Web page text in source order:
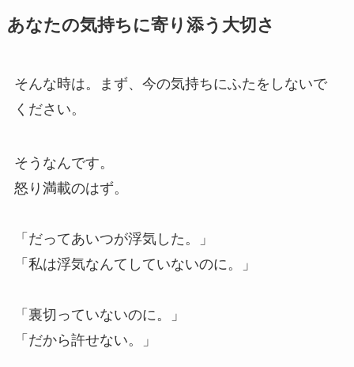
あなたの気持ちに寄り添う大切さ
そんな時は。まず、今の気持ちにふたをしないで
ください。
そうなんです。
怒り満載のはず。
「だってあいつが浮気した。」
「私は浮気なんてしていないのに。」
「裏切っていないのに。」
「だから許せない。」